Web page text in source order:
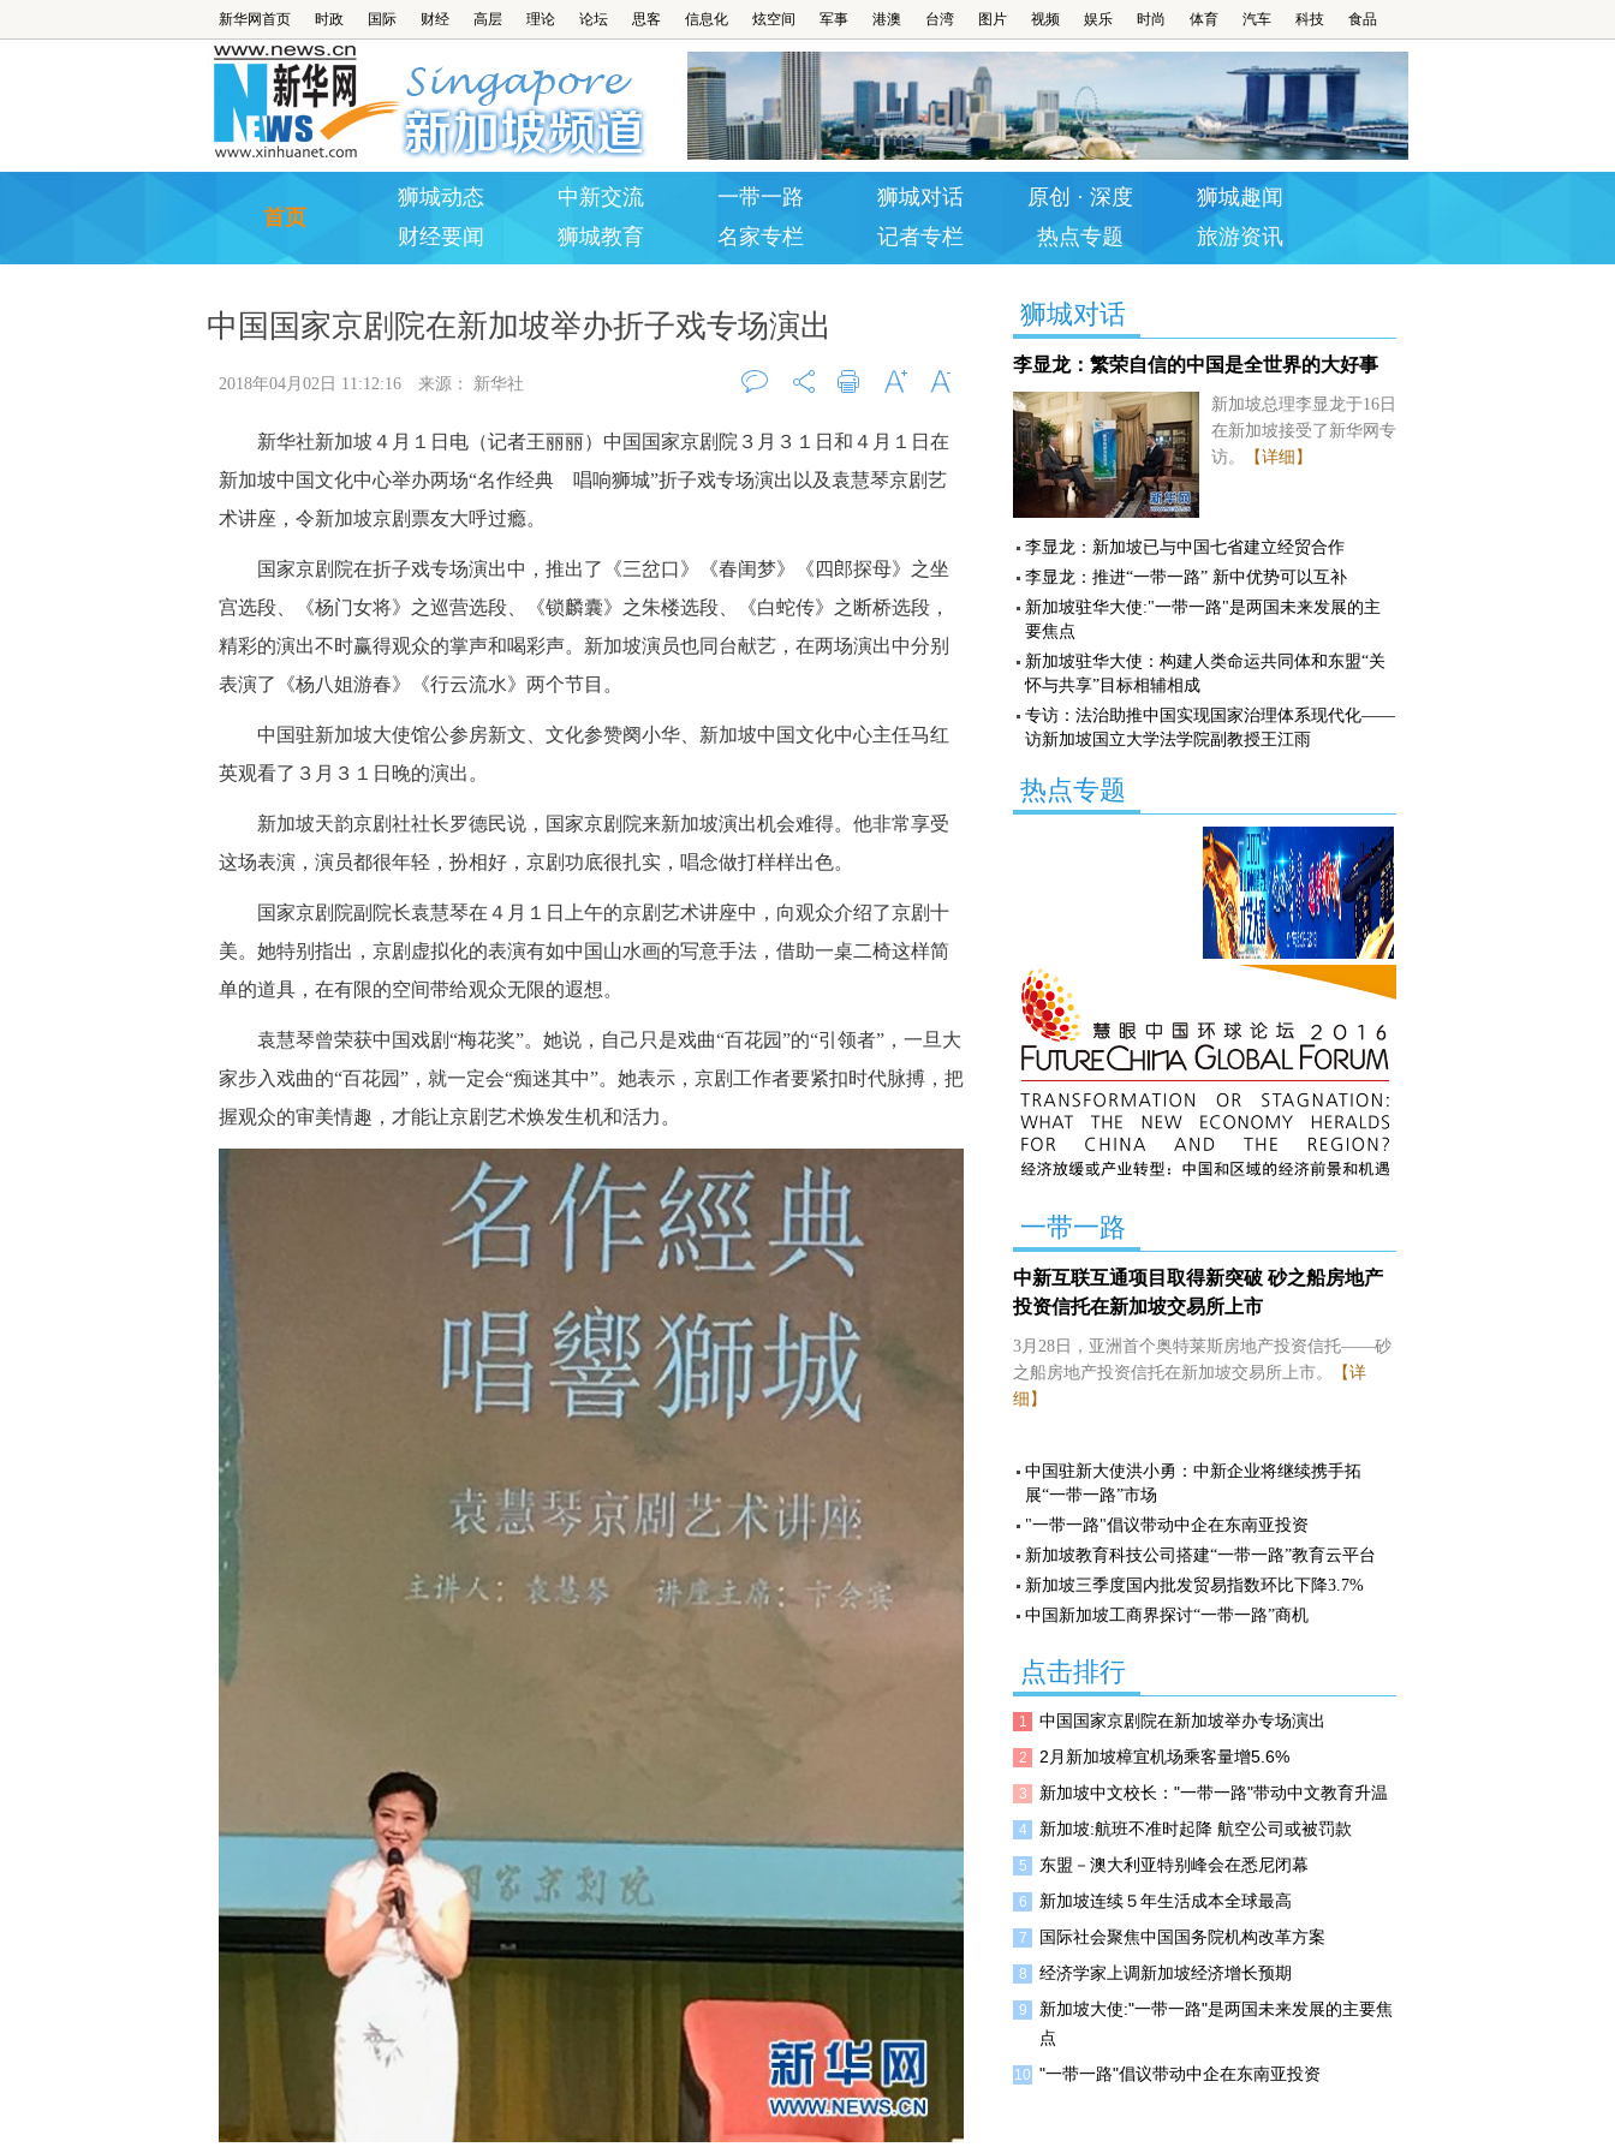
新华网首页 时政 国际 财经 高层 理论 论坛 思客 信息化 炫空间 军事 港澳 台湾 图片 视频 娱乐 时尚 体育 汽车 科技 食品
首页
狮城动态 中新交流 一带一路 狮城对话 原创 · 深度
狮城趣闻
财经要闻
狮城教育 名家专栏 记者专栏 热点专题 旅游资讯
狮城对话
李显龙：繁荣自信的中国是全世界的大好事
新加坡总理李显龙于16日
在新加坡接受了新华网专
访。
【详细】
李显龙：新加坡已与中国七省建立经贸合作
李显龙：推进“一带一路” 新中优势可以互补
新加坡驻华大使:"一带一路"是两国未来发展的主
要焦点
新加坡驻华大使：构建人类命运共同体和东盟“关
怀与共享”目标相辅相成
专访：法治助推中国实现国家治理体系现代化——
访新加坡国立大学法学院副教授王江雨
热点专题
一带一路
中新互联互通项目取得新突破 砂之船房地产
投资信托在新加坡交易所上市
3月28日，亚洲首个奥特莱斯房地产投资信托——砂
之船房地产投资信托在新加坡交易所上市。
【详
细】
中国驻新大使洪小勇：中新企业将继续携手拓
展“一带一路”市场
"一带一路"倡议带动中企在东南亚投资
新加坡教育科技公司搭建“一带一路”教育云平台
新加坡三季度国内批发贸易指数环比下降3.7%
中国新加坡工商界探讨“一带一路”商机
点击排行
1 中国国家京剧院在新加坡举办专场演出
2 2月新加坡樟宜机场乘客量增5.6%
3 新加坡中文校长："一带一路"带动中文教育升温
4 新加坡:航班不准时起降 航空公司或被罚款
5 东盟－澳大利亚特别峰会在悉尼闭幕
6 新加坡连续５年生活成本全球最高
7 国际社会聚焦中国国务院机构改革方案
8 经济学家上调新加坡经济增长预期
9
新加坡大使:"一带一路"是两国未来发展的主要焦
点
10 "一带一路"倡议带动中企在东南亚投资
中国国家京剧院在新加坡举办折子戏专场演出
2018年04月02日 11:12:16 来源： 新华社
评论 打印 字大 字小
新华社新加坡４月１日电（记者王丽丽）中国国家京剧院３月３１日和４月１日在
新加坡中国文化中心举办两场“名作经典 唱响狮城”折子戏专场演出以及袁慧琴京剧艺
术讲座，令新加坡京剧票友大呼过瘾。
国家京剧院在折子戏专场演出中，推出了《三岔口》《春闺梦》《四郎探母》之坐
宫选段、《杨门女将》之巡营选段、《锁麟囊》之朱楼选段、《白蛇传》之断桥选段，
精彩的演出不时赢得观众的掌声和喝彩声。新加坡演员也同台献艺，在两场演出中分别
表演了《杨八姐游春》《行云流水》两个节目。
中国驻新加坡大使馆公参房新文、文化参赞阕小华、新加坡中国文化中心主任马红
英观看了３月３１日晚的演出。
新加坡天韵京剧社社长罗德民说，国家京剧院来新加坡演出机会难得。他非常享受
这场表演，演员都很年轻，扮相好，京剧功底很扎实，唱念做打样样出色。
国家京剧院副院长袁慧琴在４月１日上午的京剧艺术讲座中，向观众介绍了京剧十
美。她特别指出，京剧虚拟化的表演有如中国山水画的写意手法，借助一桌二椅这样简
单的道具，在有限的空间带给观众无限的遐想。
袁慧琴曾荣获中国戏剧“梅花奖”。她说，自己只是戏曲“百花园”的“引领者”，一旦大
家步入戏曲的“百花园”，就一定会“痴迷其中”。她表示，京剧工作者要紧扣时代脉搏，把
握观众的审美情趣，才能让京剧艺术焕发生机和活力。